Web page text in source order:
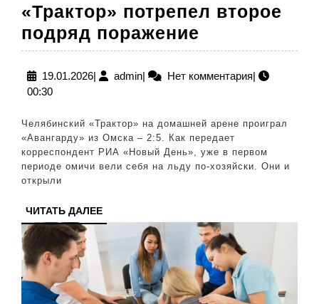
«Трактор» потрепел второе
подряд поражение
потрепел
второе
поражение
19.01.202619.01.2026
| adminadmin
| Нет комментария|
00:30
Челябинский «Трактор» на домашней арене проиграл
«Авангарду» из Омска – 2:5. Как передает
корреспондент РИА «Новый День», уже в первом
периоде омичи вели себя на льду по-хозяйски. Они и
открыли
ЧИТАТЬ ДАЛЕЕЧИТАТЬ
ДАЛЕЕ